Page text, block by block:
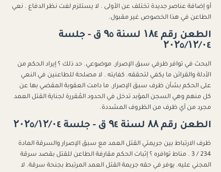
أو إضافة عناصر جديدة تختلف عن الأولى . لا يستلزم لفت نظر الدفاع . نعي
الطاعن في هذا الخصوص غير مقبول.
الطعن رقم ۱۸٤ لسنة ۹٥ ق - جلسة
۲۰۲٥/۱۲/۰٤
البحث في توافر ظرفي سبق الإصرار. موضوعي. حد ذلك ؟ إيراد الحكم من
الأدلة والقرائن ما يكفي لتحققه. كفايته . لا مصلحة للطاعنين في النعي
على الحكم بشأن ظرف سبق الإصرار. ما دامت العقوبة المقضي بها عن
كل منهم وهي السجن المؤبد تدخل في الحدود المُقررة لجناية القتل العمد
مجرد من أي ظرف من الظروف المشددة.
الطعن رقم ۸۸ لسنة ۹٤ ق - جلسة ۲۰۲٥/۱۲/۰٤
ظرف الارتباط بين جريمتي القتل العمد مع سبق الإصرار والسرقة المادة
234 / 3 . مناط توافره ؟ إثبات الحكم مقارفة الطاعن للقتل بقصد سرقة
المجني عليه. يوفر في حقه جريمة القتل العمد المرتبط بجنحة سرقة. لا